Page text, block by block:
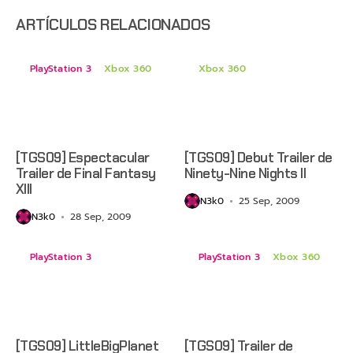
ARTÍCULOS RELACIONADOS
PlayStation 3 Xbox 360
[TGS09] Espectacular
Trailer de Final Fantasy
XIII
N3k0 28 Sep, 2009
Xbox 360
[TGS09] Debut Trailer de
Ninety-Nine Nights II
N3k0 25 Sep, 2009
PlayStation 3
[TGS09] LittleBigPlanet
PlayStation 3 Xbox 360
[TGS09] Trailer de